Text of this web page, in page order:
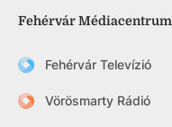
Fehérvár Médiacentrum
Fehérvár Televízió
Vörösmarty Rádió